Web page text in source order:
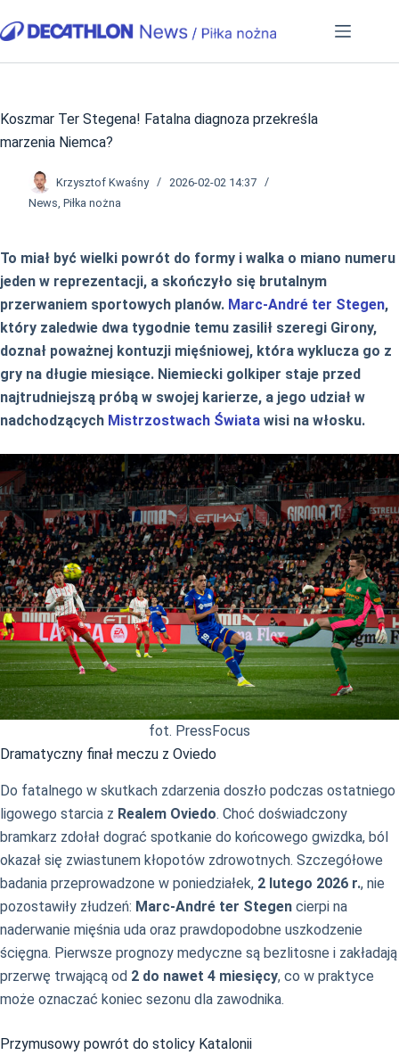
do
Koszmar Ter Stegena! Fatalna diagnoza przekreśla
marzenia Niemca?
Krzysztof Kwaśny
2026-02-02 14:37
News, Piłka nożna
To miał być wielki powrót do formy i walka o miano numeru
jeden w reprezentacji, a skończyło się brutalnym
przerwaniem sportowych planów. Marc-André ter Stegen,
który zaledwie dwa tygodnie temu zasilił szeregi Girony,
doznał poważnej kontuzji mięśniowej, która wyklucza go z
gry na długie miesiące. Niemiecki golkiper staje przed
najtrudniejszą próbą w swojej karierze, a jego udział w
nadchodzących Mistrzostwach Świata wisi na włosku.
fot. PressFocus
Dramatyczny finał meczu z Oviedo
Do fatalnego w skutkach zdarzenia doszło podczas ostatniego
ligowego starcia z Realem Oviedo. Choć doświadczony
bramkarz zdołał dograć spotkanie do końcowego gwizdka, ból
okazał się zwiastunem kłopotów zdrowotnych. Szczegółowe
badania przeprowadzone w poniedziałek, 2 lutego 2026 r., nie
pozostawiły złudzeń: Marc-André ter Stegen cierpi na
naderwanie mięśnia uda oraz prawdopodobne uszkodzenie
ścięgna. Pierwsze prognozy medyczne są bezlitosne i zakładają
przerwę trwającą od 2 do nawet 4 miesięcy, co w praktyce
może oznaczać koniec sezonu dla zawodnika.
Przymusowy powrót do stolicy Katalonii